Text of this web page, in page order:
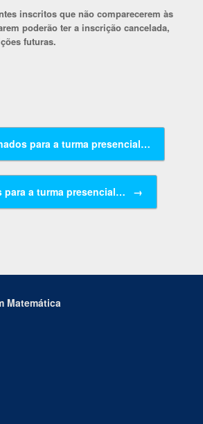
inscritos que não comparecerem às
poderão ter a inscrição cancelada,
futuras.
para a turma presencial…
para a turma presencial… →
Matemática